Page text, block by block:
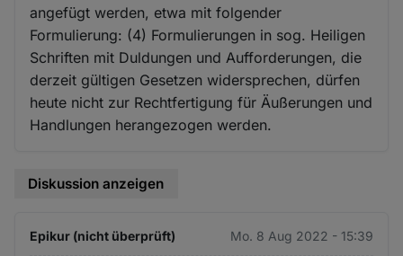
angefügt werden, etwa mit folgender
Formulierung: (4) Formulierungen in sog. Heiligen
Schriften mit Duldungen und Aufforderungen, die
derzeit gültigen Gesetzen widersprechen, dürfen
heute nicht zur Rechtfertigung für Äußerungen und
Handlungen herangezogen werden.
Diskussion anzeigen
Epikur (nicht überprüft) Mo. 8 Aug 2022 - 15:39